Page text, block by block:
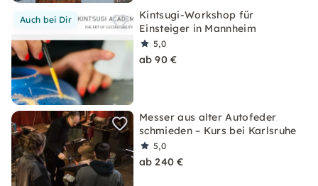
Auch bei Dir
Kintsugi-Workshop für
Einsteiger in Mannheim
5,0
ab 90 €
Messer aus alter Autofeder
schmieden – Kurs bei Karlsruhe
5,0
ab 240 €